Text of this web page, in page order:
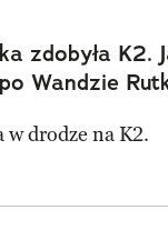
zdobyła K2.
Wandzie
drodze na K2.